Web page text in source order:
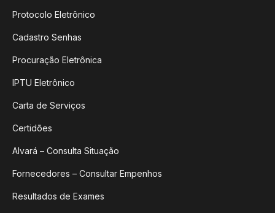
Protocolo Eletrônico
Cadastro Senhas
Procuração Eletrônica
IPTU Eletrônico
Carta de Serviços
Certidões
Alvará – Consulta Situação
Fornecedores – Consultar Empenhos
Resultados de Exames